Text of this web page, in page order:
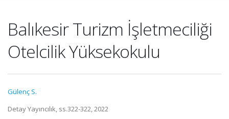
Balıkesir Turizm İşletmeciliği
Otelcilik Yüksekokulu
Gülenç S.
Detay Yayıncılık, ss.322-322, 2022